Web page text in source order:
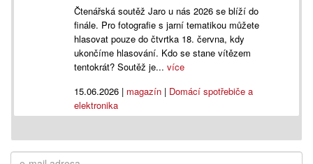
Čtenářská soutěž Jaro u nás 2026 se blíží do
finále. Pro fotografie s jarní tematikou můžete
hlasovat pouze do čtvrtka 18. června, kdy
ukončíme hlasování. Kdo se stane vítězem
tentokrát? Soutěž je...více
15.06.2026 | magazín | Domácí spotřebiče a
elektronika